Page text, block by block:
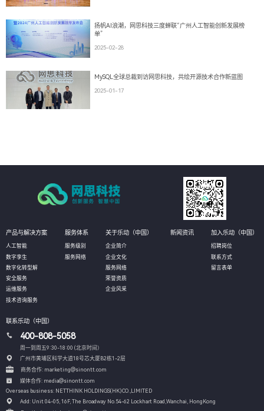
扬帆AI浪潮，网思科技三度蝉联“广州人工智能创新发展榜
单”
2025-02-28
MySQL全球总裁到访网思科技，共绘开源技术合作新蓝图
2025-01-17
产品与解决方案
人工智能
数字孪生
数字化转型解
安全服务
运维服务
技术咨询服务
服务体系
服务级别
服务网络
关于乐动（中国）
企业简介
企业文化
服务网络
荣誉资质
企业风采
新闻资讯 加入乐动（中国）
招聘岗位
联系方式
留言表单
联系乐动（中国）
400-808-5058
周一到周五9:30-18:00 (北京时间）
广州市黄埔区科学大道18号芯大厦B2栋1-2层
商务合作: marketing@sinontt.com
媒体合作: media@sinontt.com
Overseas business: NETTHINK HOLDINGS(HK)CO.,LIMITED
Add: Unit 04-05, 16F, The Broadway No.54-62 Lockhart Road, Wanchai, HongKong